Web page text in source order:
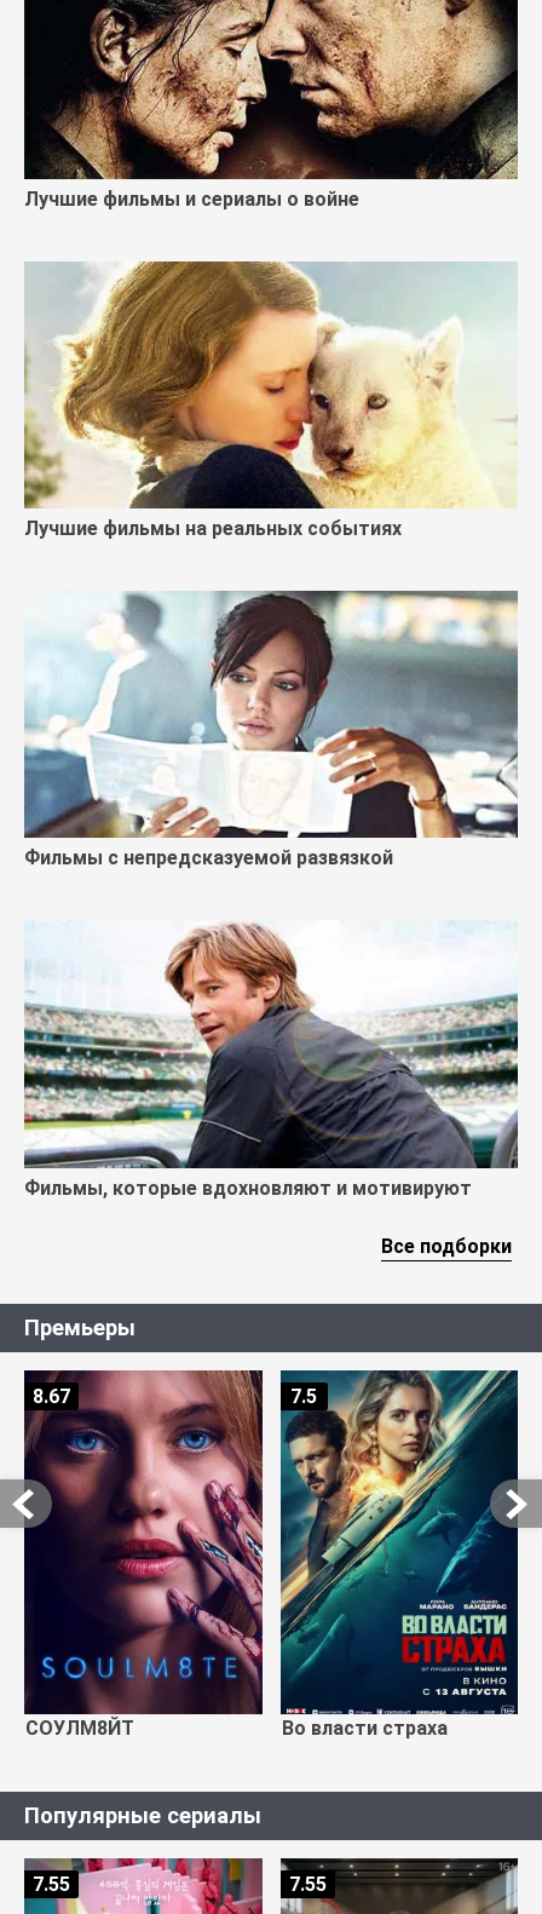
Лучшие фильмы и сериалы о войне
Лучшие фильмы на реальных событиях
Фильмы с непредсказуемой развязкой
Фильмы, которые вдохновляют и мотивируют
Все подборки
Премьеры
СОУЛМ8ЙТ
8.67
Во власти страха
7.5
Популярные сериалы
7.55 7.55